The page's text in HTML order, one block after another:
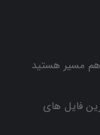
هم مسیر هستید
فایل های